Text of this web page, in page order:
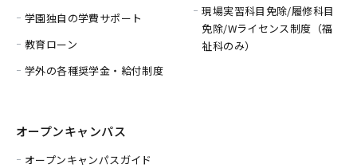
学園独自の学費サポート
教育ローン
学外の各種奨学金・給付制度
現場実習科目免除/履修科目
免除/Wライセンス制度（福
祉科のみ）
オープンキャンパス
オープンキャンパスガイド